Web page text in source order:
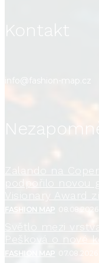
Kontakt
info@fashion-map.cz
Zalando na
podpořilo novou
Visionary Award
FASHION MAP
Světlo mezi
Pešková o nové
FASHION MAP